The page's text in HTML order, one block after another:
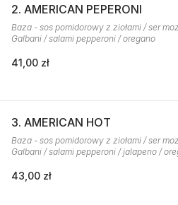
2. AMERICAN PEPERONI
Baza - sos pomidorowy z ziołami / ser
Galbani / salami pepperoni / oregano
41,00 zł
3. AMERICAN HOT
Baza - sos pomidorowy z ziołami / ser
Galbani / salami pepperoni / jalapeno /
43,00 zł